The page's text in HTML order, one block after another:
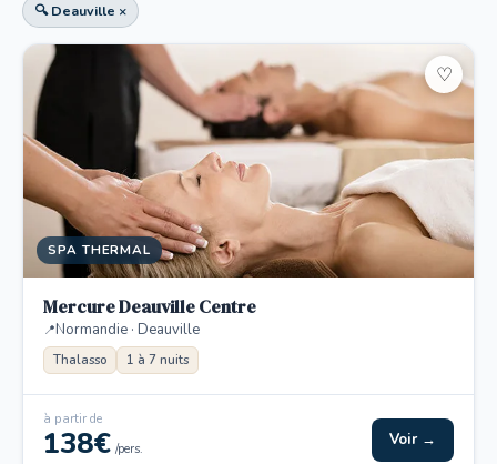
🔍 Deauville ×
SPA THERMAL
♡
Mercure Deauville Centre
Normandie · Deauville
Thalasso 1 à 7 nuits
à partir de
138€ /pers. Voir →